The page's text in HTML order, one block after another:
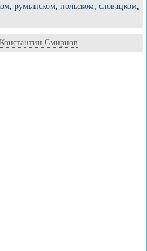
, румынском, польском, словацком,
Константин Смирнов